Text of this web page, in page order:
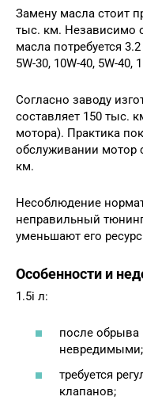
Замену масла стоит
тыс. км. Независимо
масла потребуется
5W-30, 10W-40, 5W-40,
Согласно заводу
составляет 150 тыс.
мотора). Практика
обслуживании мотор
км.
Несоблюдение
неправильный
уменьшают его
Особенности и
1.5і л:
после обрыва
невредимыми;
требуется
клапанов;